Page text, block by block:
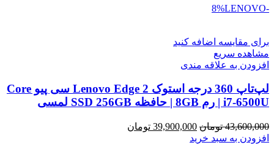
-8%
LENOVO
برای مقایسه اضافه کنید
مشاهده سریع
افزودن به علاقه مندی
لپ‌تاپ 360 درجه استوک Lenovo Edge 2 سی پیو Core
i7-6500U | رم 8GB | حافظه SSD 256GB لمسی
43,600,000 تومان قیمت
اصلی
39,900,000 تومان
افزودن به سبد خرید